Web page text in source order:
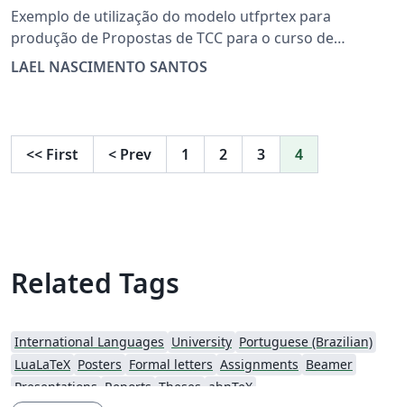
Exemplo de utilização do modelo utfprtex para
produção de Propostas de TCC para o curso de
Engenharia Elétrica da UTFPR campus Pato Branco. por
LAEL NASCIMENTO SANTOS
<< First < Prev 1 2 3 4
Related Tags
International Languages University Portuguese (Brazilian)
LuaLaTeX Posters Formal letters Assignments Beamer
Presentations Reports Theses abnTeX